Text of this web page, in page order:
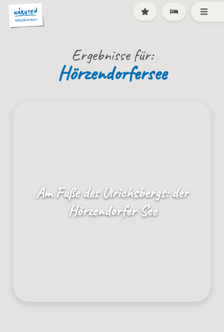
Ergebnisse für:
Hörzendorfersee
Am Fuße des Ulrichsbergs: der
Hörzendorfer See